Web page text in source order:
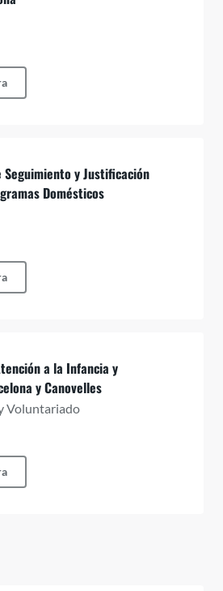
y Justificación
Domésticos
a la Infancia y
y Canovelles
Voluntariado